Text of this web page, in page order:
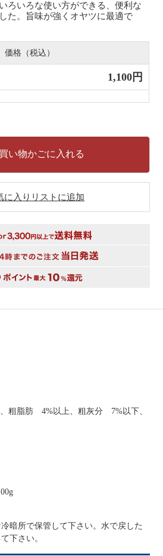
ろいろな使い方ができる、便利な
た。旨味が強くオヤツに最適で
価格（税込）
1,100円
買い物かごに入れる
に入りリストに追加
粗脂肪 4%以上、粗灰分 7%以下、
暗所で保管して下さい。水で戻した
下さい。